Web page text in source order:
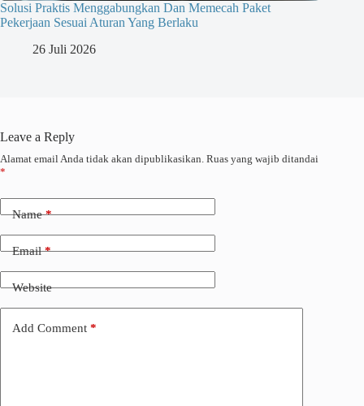
Solusi Praktis Menggabungkan Dan Memecah Paket
Pekerjaan Sesuai Aturan Yang Berlaku
26 Juli 2026
Leave a Reply
Alamat email Anda tidak akan dipublikasikan. Ruas yang wajib ditandai
*
Name*
Email*
Website
Add Comment *